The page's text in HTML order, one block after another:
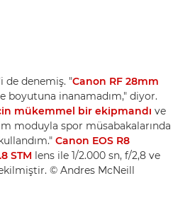
de denemiş. "Canon RF 28mm
boyutuna inanamadım," diyor.
mükemmel bir ekipmandı ve
moduyla spor müsabakalarında
Canon EOS R8
STM lens ile 1/2.000 sn, f/2,8 ve
© Andres McNeill